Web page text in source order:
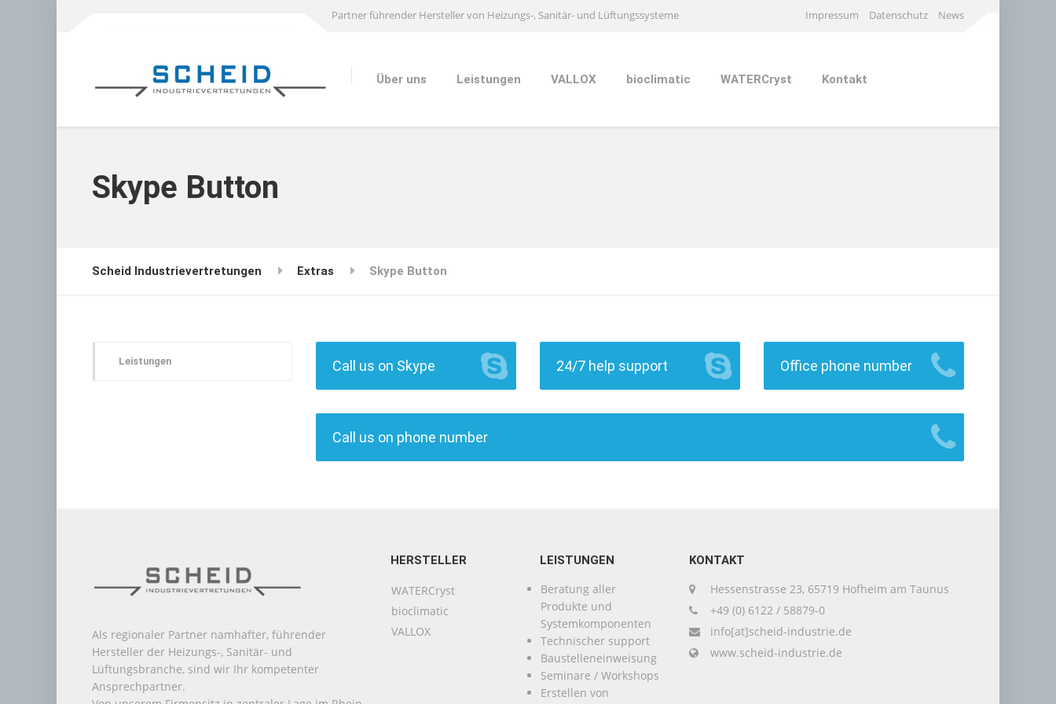
Partner führender Hersteller von Heizungs-, Sanitär- und Lüftungssysteme Impressum Datenschutz News
Über uns Leistungen VALLOX bioclimatic WATERCryst Kontakt
Skype Button
Scheid Industrievertretungen Extras Skype Button
Call us on Skype 24/7 help support Office phone number
Call us on phone number
Leistungen
Als regionaler Partner namhafter, führender
Hersteller der Heizungs-, Sanitär- und
Lüftungsbranche, sind wir Ihr kompetenter
Ansprechpartner.
HERSTELLER
WATERCryst
bioclimatic
VALLOX
LEISTUNGEN
Beratung aller
Produkte und
Systemkomponenten
Technischer support
Baustelleneinweisung
Seminare / Workshops
Erstellen von
KONTAKT
Hessenstrasse 23, 65719 Hofheim am Taunus
+49 (0) 6122 / 58879-0
info[at]scheid-industrie.de
www.scheid-industrie.de